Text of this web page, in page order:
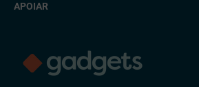
APOIAR